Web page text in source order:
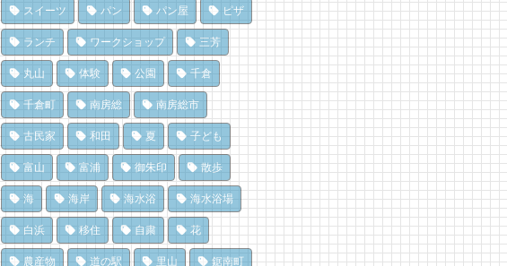
15 views |byフジイ ミツコ
南房総の海を食らう！天然とこ
ろてん専門店
「ところてん小屋 青木」
14 views|by原みりか
南房総・岩井にクラフトビール
醸造所。体験を届ける新たな拠
点へ
13 views |byなべたゆかり
70 views |byshouji naomi
ドライブ休憩にオススメ！「と
みうら元気倶楽部」でホッと一
息♪
66 views|byフジイ ミツコ
南房総の海を食らう！天然とこ
ろてん専門店
「ところてん小屋 青木」
64 views |by原みりか
島探検！
10,163 views|by福美
洗濯は持ち帰らない！カフェ併
設のコインランドリーで帰宅前
に洗濯
8,896 views | byなべたゆかり
「房総の駅とみうら」で夕食を
済ませて渋滞を回避しよう！
8,765 views| byari-iku
スイーツ パン パン屋 ピザ
ランチ ワークショップ 三芳
丸山 体験 公園 千倉
千倉町 南房総 南房総市
古民家 和田 夏 子ども
富山 富浦 御朱印 散歩
海 海岸 海水浴 海水浴場
白浜 移住 自粛 花
農産物 道の駅 里山 鋸南町